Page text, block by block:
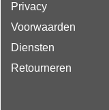
Privacy
Voorwaarden
Diensten
Retourneren